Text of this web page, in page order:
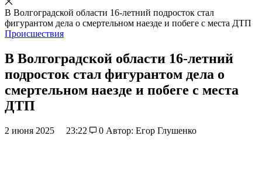
В Волгоградской области 16-летний подросток стал
фигурантом дела о смертельном наезде и побеге с места ДТП
Происшествия
В Волгоградской области 16-летний
подросток стал фигурантом дела о
смертельном наезде и побеге с места
ДТП
2 июня 2025 23:22 0 Автор: Егор Глушенко